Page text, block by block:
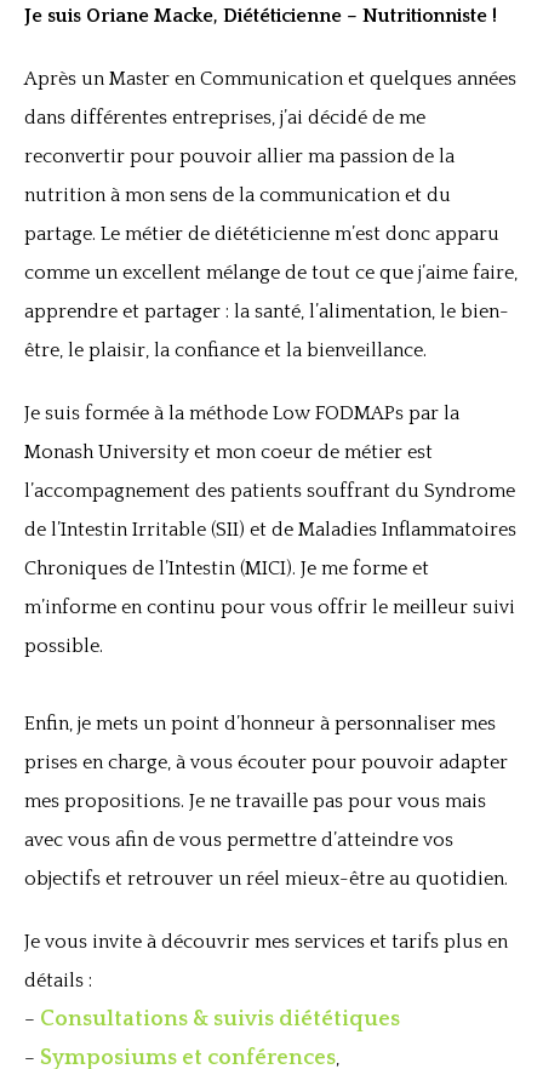
Je suis Oriane Macke, Diététicienne – Nutritionniste !
Après un Master en Communication et quelques années
dans différentes entreprises, j’ai décidé de me
reconvertir pour pouvoir allier ma passion de la
nutrition à mon sens de la communication et du
partage. Le métier de diététicienne m’est donc apparu
comme un excellent mélange de tout ce que j’aime faire,
apprendre et partager : la santé, l’alimentation, le bien-
être, le plaisir, la confiance et la bienveillance.
Je suis formée à la méthode Low FODMAPs par la
Monash University et mon coeur de métier est
l’accompagnement des patients souffrant du Syndrome
de l’Intestin Irritable (SII) et de Maladies Inflammatoires
Chroniques de l’Intestin (MICI). Je me forme et
m’informe en continu pour vous offrir le meilleur suivi
possible.
Enfin, je mets un point d’honneur à personnaliser mes
prises en charge, à vous écouter pour pouvoir adapter
mes propositions. Je ne travaille pas pour vous mais
avec vous afin de vous permettre d’atteindre vos
objectifs et retrouver un réel mieux-être au quotidien.
Je vous invite à découvrir mes services et tarifs plus en
détails :
– Consultations & suivis diététiques
– Symposiums et conférences,